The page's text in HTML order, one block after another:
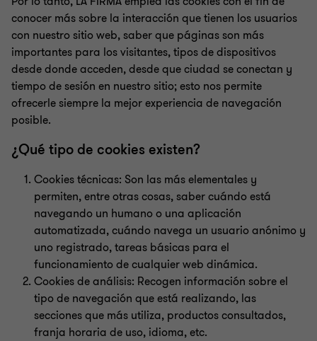
conocer más sobre la interacción que tienen los usuarios
con nuestro sitio web, saber que páginas son más
importantes para los visitantes, tipos de dispositivos
desde donde acceden, desde que ciudad se conectan y
tiempo de sesión en nuestro sitio; esto nos permite
ofrecerle siempre la mejor experiencia de navegación
posible.
¿Qué tipo de cookies existen?
Cookies técnicas: Son las más elementales y
permiten, entre otras cosas, saber cuándo está
navegando un humano o una aplicación
automatizada, cuándo navega un usuario anónimo y
uno registrado, tareas básicas para el
funcionamiento de cualquier web dinámica.
Cookies de análisis: Recogen información sobre el
tipo de navegación que está realizando, las
secciones que más utiliza, productos consultados,
franja horaria de uso, idioma, etc.